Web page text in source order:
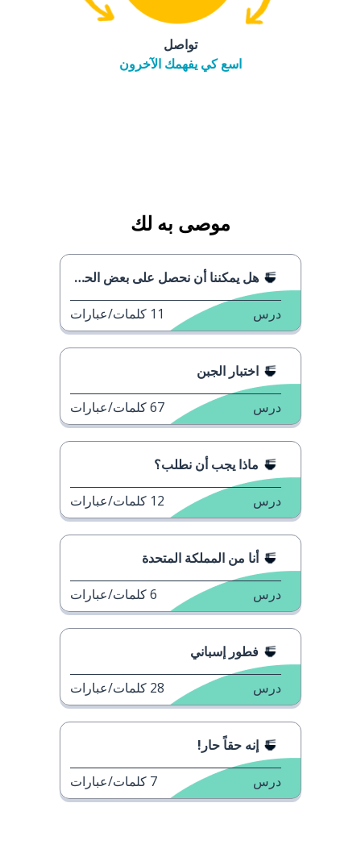
تواصل
اسع كي يفهمك الآخرون
موصى به لك
هل يمكننا أن نحصل على بعض الحساء؟
درس 11 كلمات/عبارات
اختبار الجبن
درس 67كلمات/عبارات
ماذا يجب أن نطلب؟
درس 12 كلمات/عبارات
أنا من المملكة المتحدة
درس 6كلمات/عبارات
فطور إسباني
درس 28 كلمات/عبارات
إنه حقاً حار!
درس 7 كلمات/عبارات